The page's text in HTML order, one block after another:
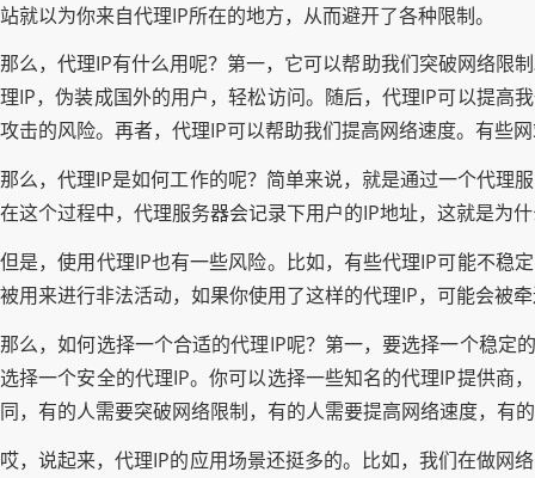
站就以为你来自代理IP所在的地方，从而避开了各种限制。
那么，代理IP有什么用呢？第一，它可以帮助我们突破网络限
理IP，伪装成国外的用户，轻松访问。随后，代理IP可以提高
攻击的风险。再者，代理IP可以帮助我们提高网络速度。有些
那么，代理IP是如何工作的呢？简单来说，就是通过一个代理
在这个过程中，代理服务器会记录下用户的IP地址，这就是为
但是，使用代理IP也有一些风险。比如，有些代理IP可能不稳
被用来进行非法活动，如果你使用了这样的代理IP，可能会被
那么，如何选择一个合适的代理IP呢？第一，要选择一个稳定
选择一个安全的代理IP。你可以选择一些知名的代理IP提供商
同，有的人需要突破网络限制，有的人需要提高网络速度，有
哎，说起来，代理IP的应用场景还挺多的。比如，我们在做网